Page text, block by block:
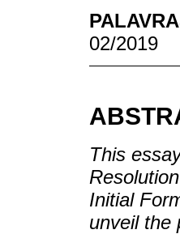
02/2019
This
Initial
unveil the